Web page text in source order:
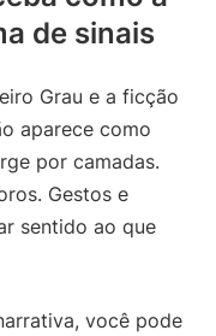
de sinais
Grau e a ficção
aparece como
por camadas.
Gestos e
sentido ao que
você pode